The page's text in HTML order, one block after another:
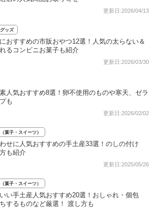
更新日:2026/04/13
ッズ
おすすめの市販おやつ12選！人気の太らない＆
るコンビニお菓子も紹介
更新日:2026/03/30
人気おすすめ8選！卵不使用のものや寒天、ゼラ
も
更新日:2026/02/02
菓子・スイーツ）
せに人気おすすめの手土産33選！のしの付け
も紹介
更新日:2025/05/26
菓子・スイーツ）
い手土産人気おすすめ20選！おしゃれ・個包
するものなど厳選！ 渡し方も